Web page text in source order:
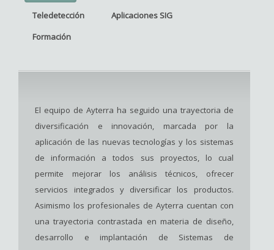
Teledetección
Aplicaciones SIG
Formación
El equipo de Ayterra ha seguido una trayectoria de
diversificación e innovación, marcada por la
aplicación de las nuevas tecnologías y los sistemas
de información a todos sus proyectos, lo cual
permite mejorar los análisis técnicos, ofrecer
servicios integrados y diversificar los productos.
Asimismo los profesionales de Ayterra cuentan con
una trayectoria contrastada en materia de diseño,
desarrollo e implantación de Sistemas de